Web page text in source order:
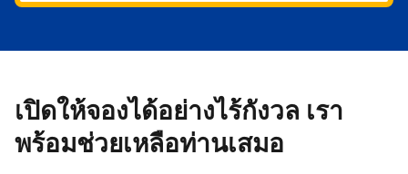
เปิดให้จองได้อย่างไร้กังวล เรา
พร้อมช่วยเหลือท่านเสมอ